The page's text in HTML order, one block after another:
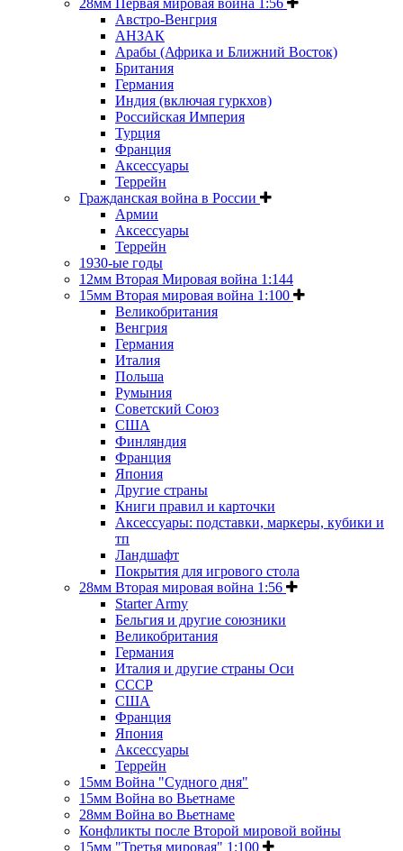
28мм Первая мировая война 1:56
Австро-Венгрия
АНЗАК
Арабы (Африка и Ближний Восток)
Британия
Германия
Индия (включая гуркхов)
Российская Империя
Турция
Франция
Аксессуары
Террейн
Гражданская война в России
Армии
Аксессуары
Террейн
1930-ые годы
12мм Вторая Мировая война 1:144
15мм Вторая мировая война 1:100
Великобритания
Венгрия
Германия
Италия
Польша
Румыния
Советский Союз
США
Финляндия
Франция
Япония
Другие страны
Книги правил и карточки
Аксессуары: подставки, маркеры, кубики и
тп
Ландшафт
Покрытия для игрового стола
28мм Вторая мировая война 1:56
Starter Army
Бельгия и другие союзники
Великобритания
Германия
Италия и другие страны Оси
СССР
США
Франция
Япония
Аксессуары
Террейн
15мм Война "Судного дня"
15мм Война во Вьетнаме
28мм Война во Вьетнаме
Конфликты после Второй мировой войны
15мм "Третья мировая" 1:100